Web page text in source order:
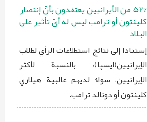
52% من الأیرانیین یعتقدون بأنّ إنتصار
کلینتون أو ترامب لیس له أيّ تأثیر علی
البلاد
إستنادا إلی نتائج استطلاعات الرأي لطلّاب
الإیرانیین(ایسپا)، بالنسبة لأکثر
الإیرانیین، سواءٌ لدیهم غالبیة هیلاري
کلینتون أو دونالد ترامب.